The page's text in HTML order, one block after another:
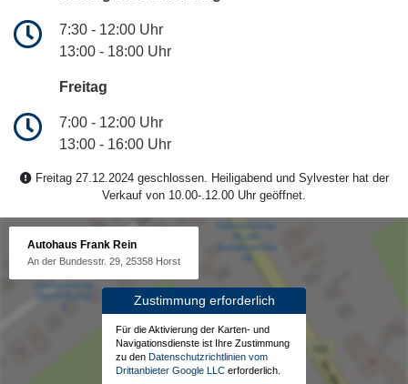
7:30 - 12:00 Uhr
13:00 - 18:00 Uhr
Freitag
7:00 - 12:00 Uhr
13:00 - 16:00 Uhr
Freitag 27.12.2024 geschlossen. Heiligabend und Sylvester hat der
Verkauf von 10.00-.12.00 Uhr geöffnet.
Autohaus Frank Rein
An der Bundesstr. 29, 25358 Horst
Zustimmung erforderlich
Für die Aktivierung der Karten- und
Navigationsdienste ist Ihre Zustimmung
zu den Datenschutzrichtlinien vom
Drittanbieter Google LLC erforderlich.